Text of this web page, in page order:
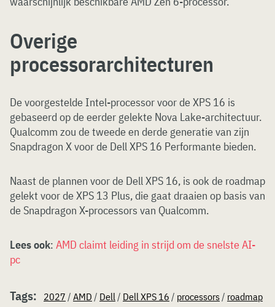
Overige
processorarchitecturen
De voorgestelde Intel-processor voor de XPS 16 is
gebaseerd op de eerder gelekte Nova Lake-architectuur.
Qualcomm zou de tweede en derde generatie van zijn
Snapdragon X voor de Dell XPS 16 Performante bieden.
Naast de plannen voor de Dell XPS 16, is ook de roadmap
gelekt voor de XPS 13 Plus, die gaat draaien op basis van
de Snapdragon X-processors van Qualcomm.
Lees ook: AMD claimt leiding in strijd om de snelste AI-
pc
Tags: 2027 / AMD / Dell/ Dell XPS 16 / processors/ roadmap